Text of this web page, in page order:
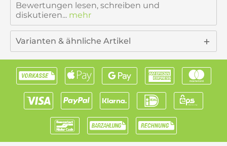
Bewertungen lesen, schreiben und
diskutieren... mehr
Varianten & ähnliche Artikel